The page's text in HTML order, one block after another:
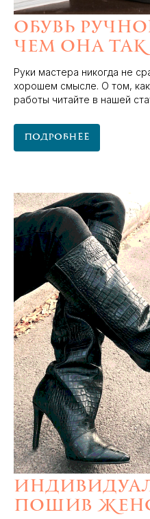
Обувь
чем она
Руки мастера никогда не
хорошем смысле. О том,
работы читайте в нашей
Подробнее
пошив